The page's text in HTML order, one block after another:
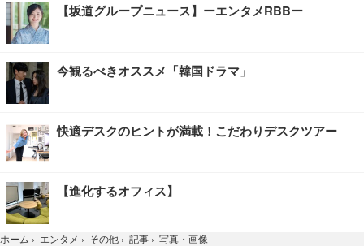
【坂道グループニュース】ーエンタメRBBー
今観るべきオススメ「韓国ドラマ」
快適デスクのヒントが満載！こだわりデスクツアー
【進化するオフィス】
ホーム › エンタメ › その他 › 記事 › 写真・画像